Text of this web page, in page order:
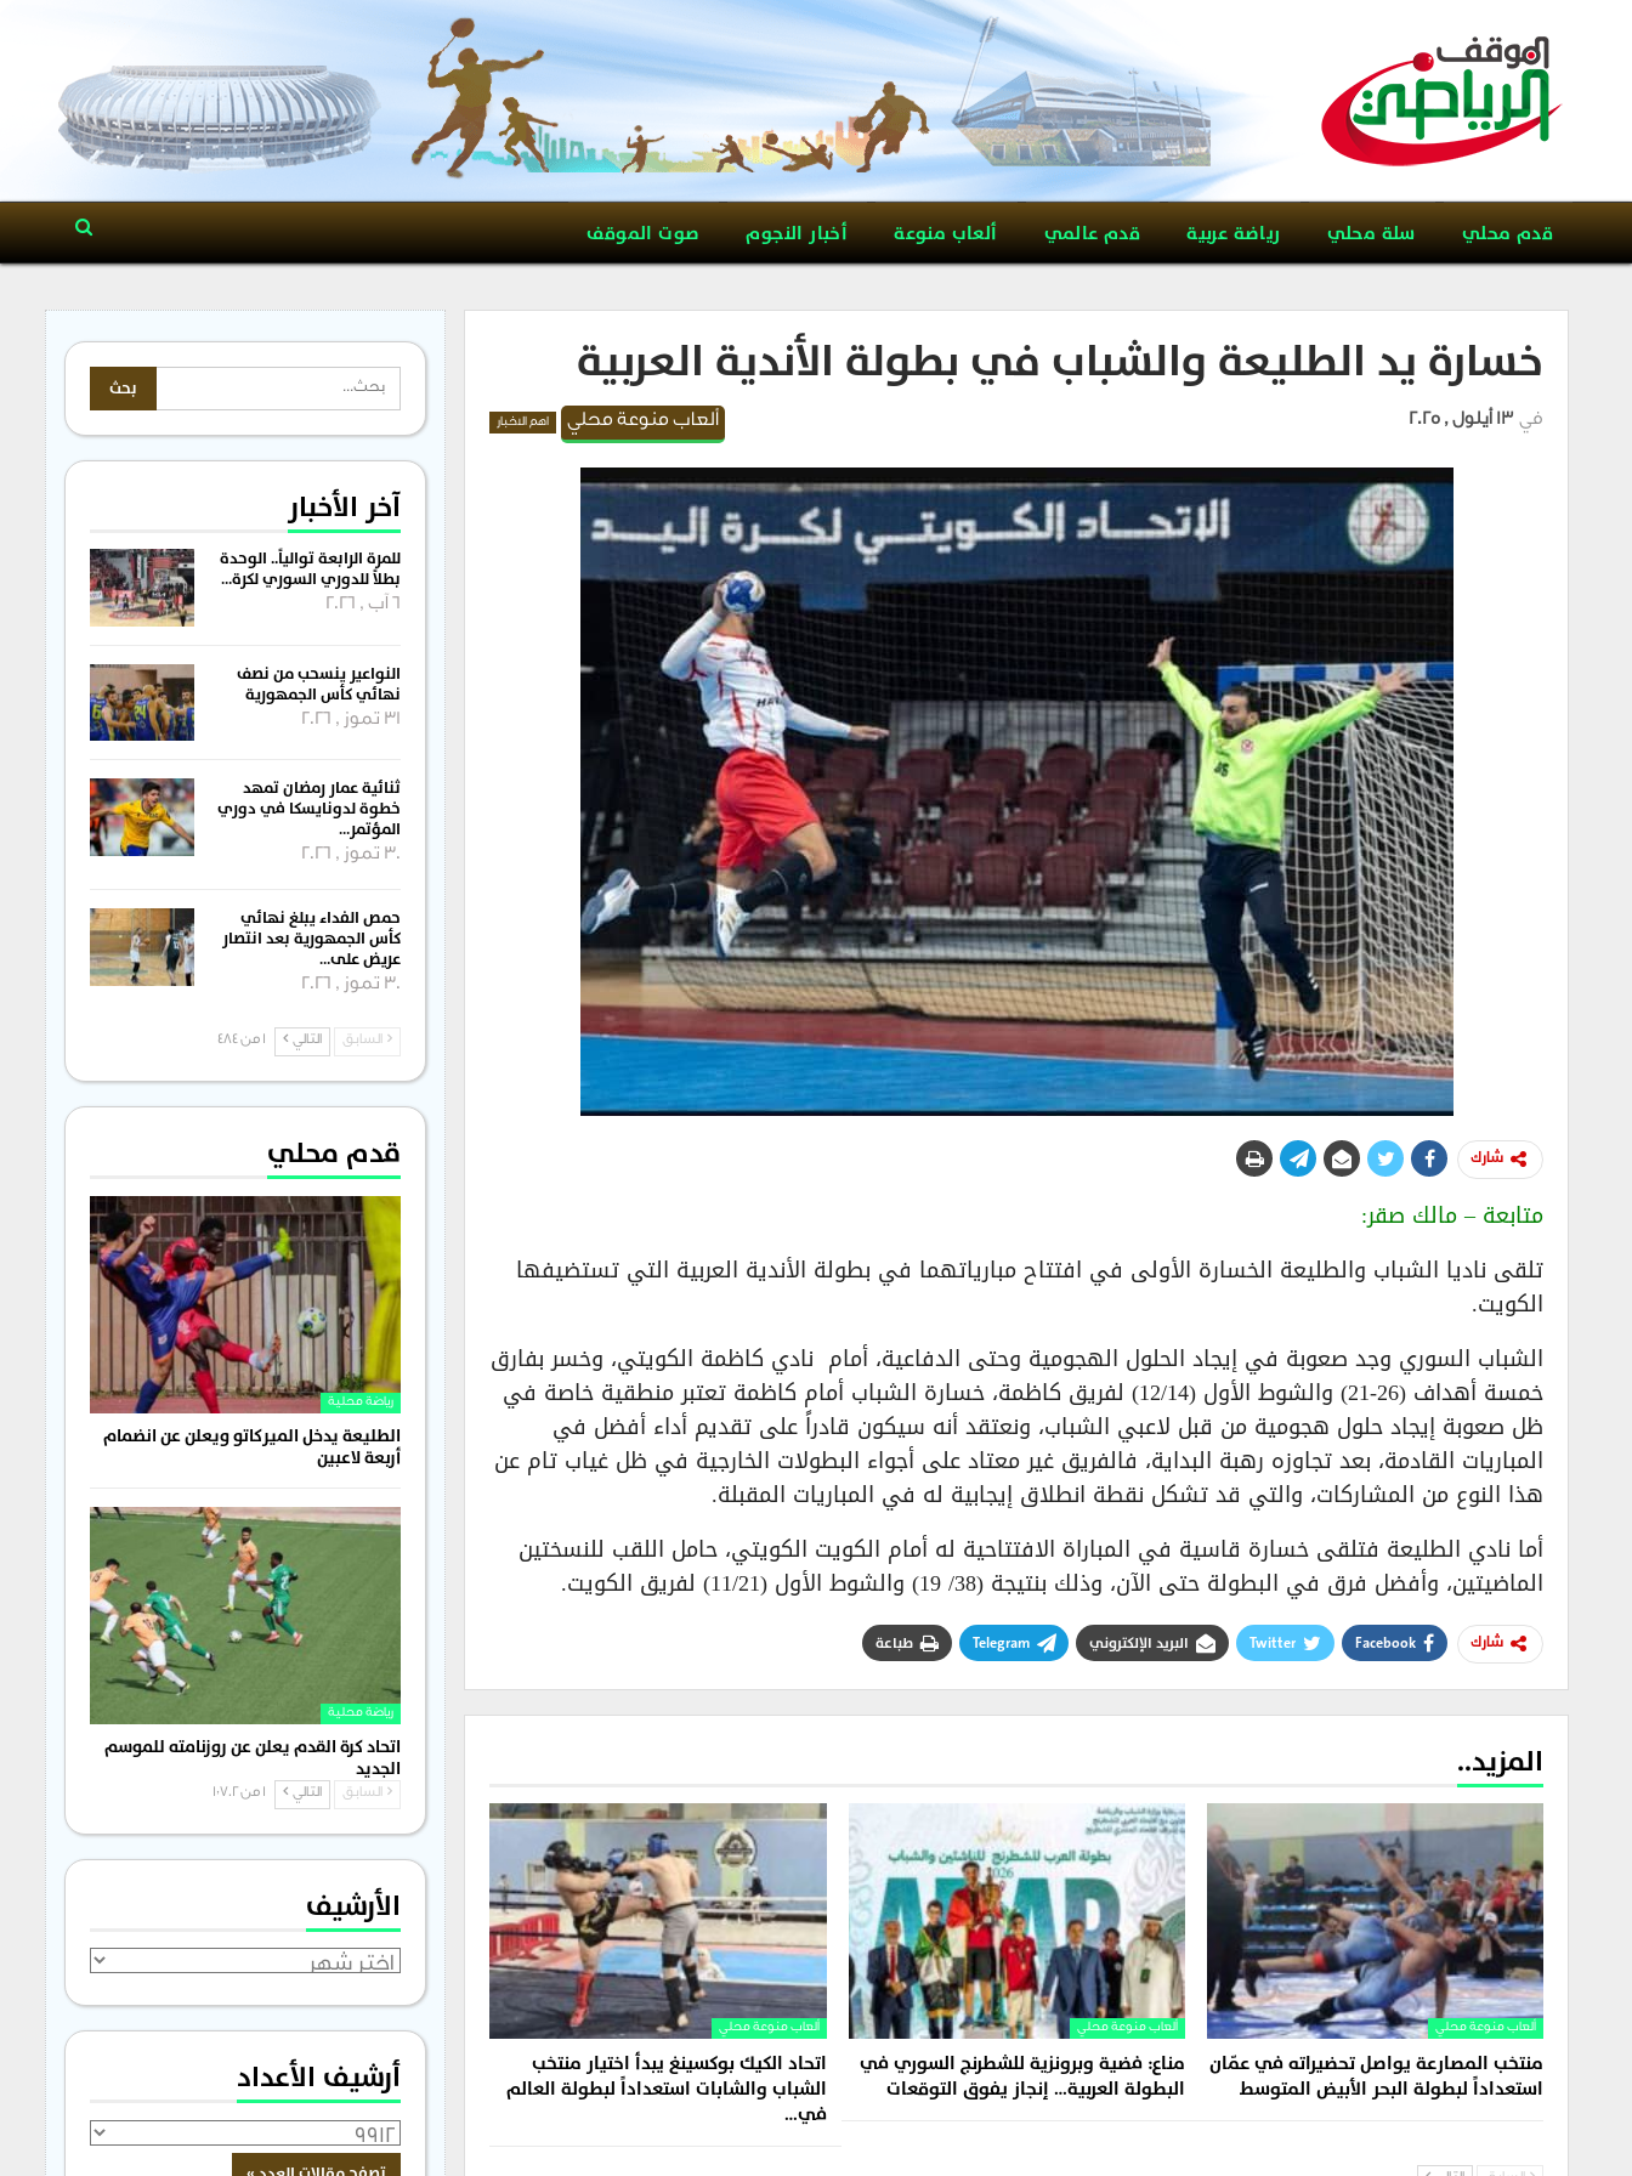
قدم محلي سلة محلي رياضة عربية قدم عالمي ألعاب منوعة أخبار النجوم صوت الموقف
خسارة يد الطليعة والشباب في بطولة الأندية العربية
ألعاب منوعة محلي اهم الاخبار في 13 أيلول , 2025
شارك
متابعة – مالك صقر:
تلقى ناديا الشباب والطليعة الخسارة الأولى في افتتاح مبارياتهما في بطولة الأندية العربية التي تستضيفها
الكويت.
الشباب السوري وجد صعوبة في إيجاد الحلول الهجومية وحتى الدفاعية، أمام نادي كاظمة الكويتي، وخسر بفارق
خمسة أهداف (26-21) والشوط الأول (12/14) لفريق كاظمة، خسارة الشباب أمام كاظمة تعتبر منطقية خاصة في
ظل صعوبة إيجاد حلول هجومية من قبل لاعبي الشباب، ونعتقد أنه سيكون قادراً على تقديم أداء أفضل في
المباريات القادمة، بعد تجاوزه رهبة البداية، فالفريق غير معتاد على أجواء البطولات الخارجية في ظل غياب تام عن
هذا النوع من المشاركات، والتي قد تشكل نقطة انطلاق إيجابية له في المباريات المقبلة.
أما نادي الطليعة فتلقى خسارة قاسية في المباراة الافتتاحية له أمام الكويت الكويتي، حامل اللقب للنسختين
الماضيتين، وأفضل فرق في البطولة حتى الآن، وذلك بنتيجة (38/ 19) والشوط الأول (11/21) لفريق الكويت.
شارك Facebook
Twitter البريد الإلكتروني Telegram طباعة
المزيد..
ألعاب منوعة محلي
منتخب المصارعة يواصل تحضيراته في عمّان
استعداداً لبطولة البحر الأبيض المتوسط
ألعاب منوعة محلي
مناع: فضية وبرونزية للشطرنج السوري في
البطولة العربية… إنجاز يفوق التوقعات
ألعاب منوعة محلي
اتحاد الكيك بوكسينغ يبدأ اختيار منتخب
الشباب والشابات استعداداً لبطولة العالم
في…
آخر الأخبار
للمرة الرابعة توالياً.. الوحدة
بطلاً للدوري السوري لكرة…
6 آب , 2026
النواعير ينسحب من نصف
نهائي كأس الجمهورية
31 تموز , 2026
ثنائية عمار رمضان تمهد
خطوة لدونايسكا في دوري
المؤتمر…
30 تموز , 2026
حمص الفداء يبلغ نهائي
كأس الجمهورية بعد انتصار
عريض على…
30 تموز , 2026
السابق التالي 1 من 484
قدم محلي
رياضة محلية
الطليعة يدخل الميركاتو ويعلن عن انضمام
أربعة لاعبين
رياضة محلية
اتحاد كرة القدم يعلن عن روزنامته للموسم
الجديد
السابق التالي 1 من 1٬702
الأرشيف
الأرشيف
أرشيف الأعداد